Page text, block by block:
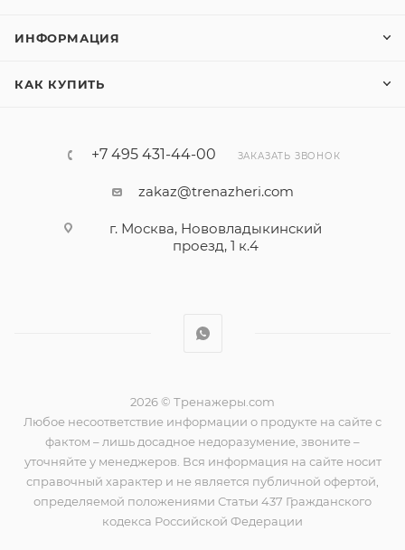
ИНФОРМАЦИЯ
КАК КУПИТЬ
+7 495 431-44-00 ЗАКАЗАТЬ ЗВОНОК
zakaz@trenazheri.com
г. Москва, Нововладыкинский
проезд, 1 к.4
2026 © Тренажеры.com
Любое несоответствие информации о продукте на сайте с
фактом – лишь досадное недоразумение, звоните –
уточняйте у менеджеров. Вся информация на сайте носит
справочный характер и не является публичной офертой,
определяемой положениями Статьи 437 Гражданского
кодекса Российской Федерации